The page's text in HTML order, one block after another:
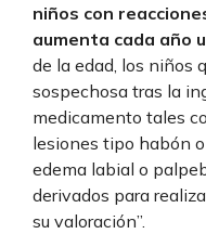
niños con
aumenta cada año
de la edad, los niños
sospechosa tras la
medicamento tales
lesiones tipo habón
edema labial o
derivados para
su valoración”.